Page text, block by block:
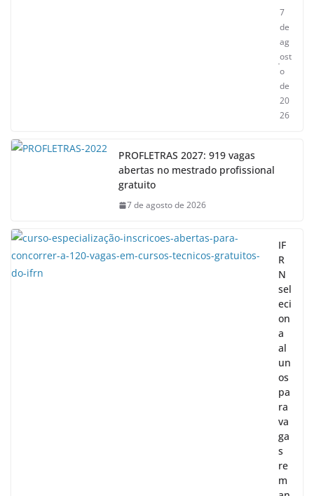
7
de
ag
ost
o
de
20
26
PROFLETRAS 2027: 919 vagas
abertas no mestrado profissional
gratuito
7 de agosto de 2026
IF
R
N
sel
eci
on
a
al
un
os
pa
ra
va
ga
s
re
m